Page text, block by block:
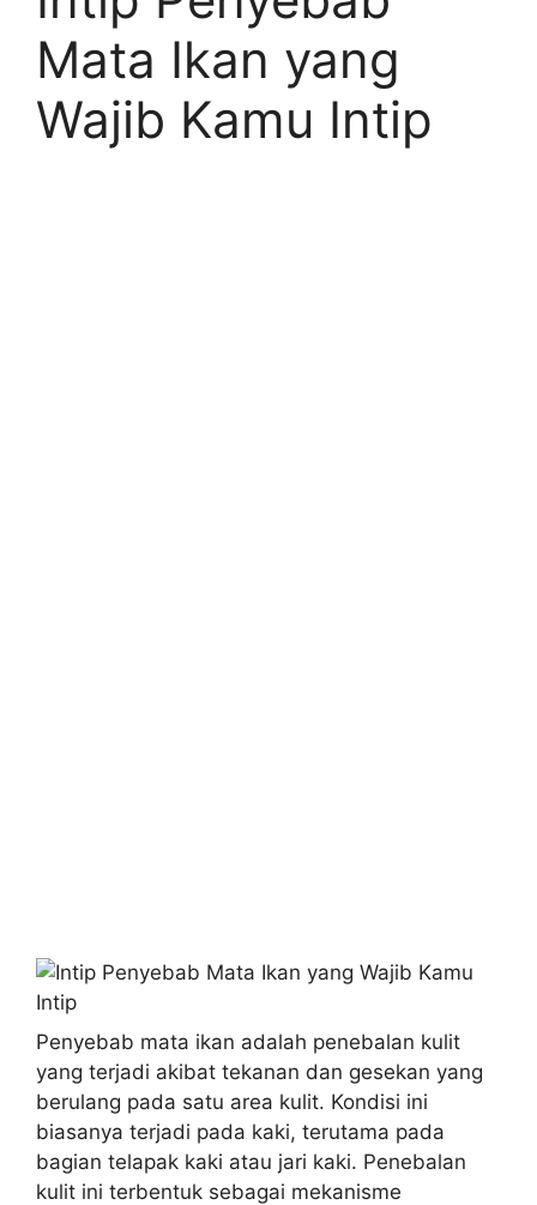
Mata Ikan yang
Wajib Kamu Intip
Penyebab mata ikan adalah penebalan kulit
yang terjadi akibat tekanan dan gesekan yang
berulang pada satu area kulit. Kondisi ini
biasanya terjadi pada kaki, terutama pada
bagian telapak kaki atau jari kaki. Penebalan
kulit ini terbentuk sebagai mekanisme